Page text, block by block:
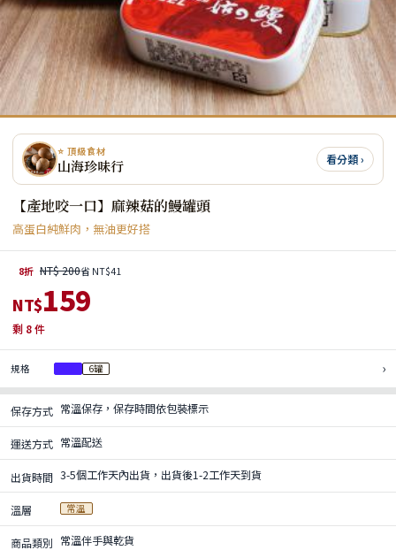
⭐ 頂級食材
山海珍味行 看分類 ›
【產地咬一口】麻辣菇的鰻罐頭
高蛋白純鮮肉，無油更好搭
8折 NT$ 200省 NT$41
NT$159
剩 8件
規格 6罐 ›
保存方式 常溫保存，保存時間依包裝標示
運送方式 常溫配送
出貨時間 3-5個工作天內出貨，出貨後1-2工作天到貨
溫層 常溫
商品類別 常溫伴手與乾貨